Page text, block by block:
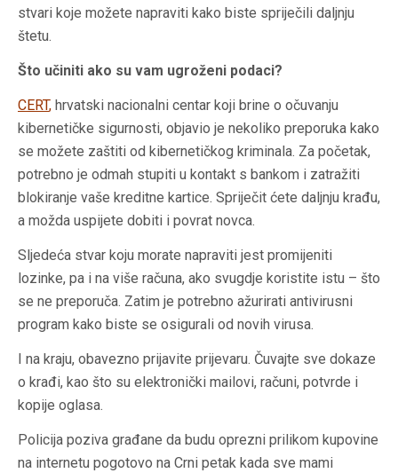
stvari koje možete napraviti kako biste spriječili daljnju
štetu.
Što učiniti ako su vam ugroženi podaci?
CERT, hrvatski nacionalni centar koji brine o očuvanju
kibernetičke sigurnosti, objavio je nekoliko preporuka kako
se možete zaštiti od kibernetičkog kriminala. Za početak,
potrebno je odmah stupiti u kontakt s bankom i zatražiti
blokiranje vaše kreditne kartice. Spriječit ćete daljnju krađu,
a možda uspijete dobiti i povrat novca.
Sljedeća stvar koju morate napraviti jest promijeniti
lozinke, pa i na više računa, ako svugdje koristite istu – što
se ne preporuča. Zatim je potrebno ažurirati antivirusni
program kako biste se osigurali od novih virusa.
I na kraju, obavezno prijavite prijevaru. Čuvajte sve dokaze
o krađi, kao što su elektronički mailovi, računi, potvrde i
kopije oglasa.
Policija poziva građane da budu oprezni prilikom kupovine
na internetu pogotovo na Crni petak kada sve mami